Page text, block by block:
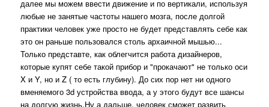
далее мы можем ввести движение и по вертикали, используя
любые не занятые частоты нашего мозга, после долгой
практики человек уже просто не будет представлять себе как
это он раньше пользовался столь архаичной мышью...
Только представте, как облегчится работа дизайнеров,
которые купят себе такой прибор и "прокачают" не только оси
X и Y, но и Z ( то есть глубину). До сих пор нет ни одного
вменяемого 3d устройства ввода, а у этого будут все шансы
на долгую жизнь.Ну а дальше, человек сможет развить